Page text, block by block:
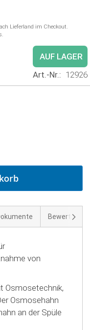
Lieferland im Checkout.
AUF LAGER
Art.-Nr.
12926
von
Osmosetechnik,
Osmosehahn
an der Spüle